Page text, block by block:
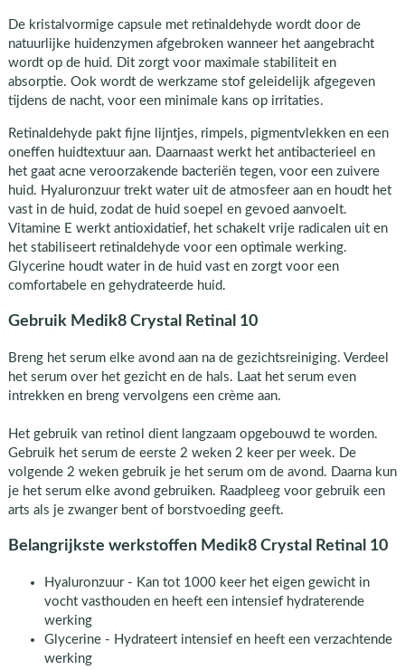
De kristalvormige capsule met retinaldehyde wordt door de
natuurlijke huidenzymen afgebroken wanneer het aangebracht
wordt op de huid. Dit zorgt voor maximale stabiliteit en
absorptie. Ook wordt de werkzame stof geleidelijk afgegeven
tijdens de nacht, voor een minimale kans op irritaties.
Retinaldehyde pakt fijne lijntjes, rimpels, pigmentvlekken en een
oneffen huidtextuur aan. Daarnaast werkt het antibacterieel en
het gaat acne veroorzakende bacteriën tegen, voor een zuivere
huid. Hyaluronzuur trekt water uit de atmosfeer aan en houdt het
vast in de huid, zodat de huid soepel en gevoed aanvoelt.
Vitamine E werkt antioxidatief, het schakelt vrije radicalen uit en
het stabiliseert retinaldehyde voor een optimale werking.
Glycerine houdt water in de huid vast en zorgt voor een
comfortabele en gehydrateerde huid.
Gebruik Medik8 Crystal Retinal 10
Breng het serum elke avond aan na de gezichtsreiniging. Verdeel
het serum over het gezicht en de hals. Laat het serum even
intrekken en breng vervolgens een crème aan.
Het gebruik van retinol dient langzaam opgebouwd te worden.
Gebruik het serum de eerste 2 weken 2 keer per week. De
volgende 2 weken gebruik je het serum om de avond. Daarna kun
je het serum elke avond gebruiken. Raadpleeg voor gebruik een
arts als je zwanger bent of borstvoeding geeft.
Belangrijkste werkstoffen Medik8 Crystal Retinal 10
Hyaluronzuur - Kan tot 1000 keer het eigen gewicht in
vocht vasthouden en heeft een intensief hydraterende
werking
Glycerine - Hydrateert intensief en heeft een verzachtende
werking